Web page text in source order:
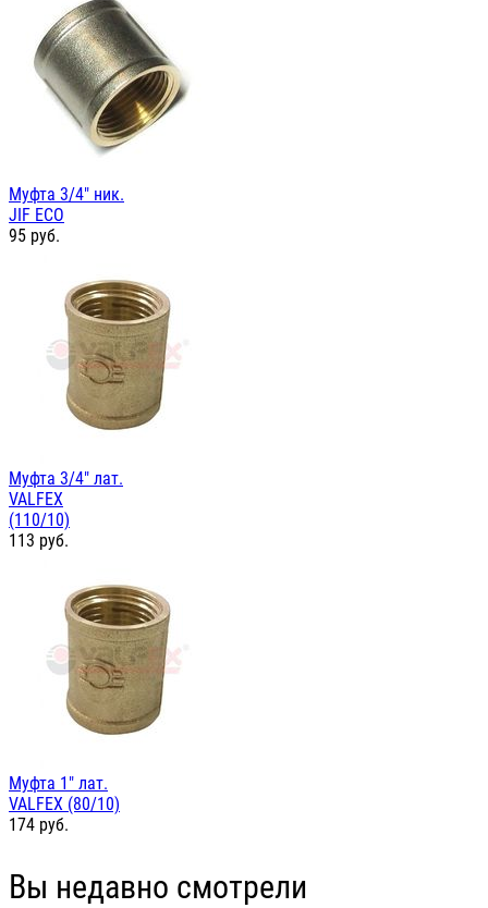
Муфта 3/4" ник.
JIF ЕСО
95 руб.
Муфта 3/4" лат.
VALFEX
(110/10)
113 руб.
Муфта 1" лат.
VALFEX (80/10)
174 руб.
Вы недавно смотрели